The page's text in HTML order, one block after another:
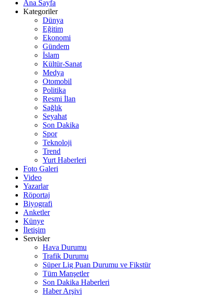
Ana Sayfa
Kategoriler
Dünya
Eğitim
Ekonomi
Gündem
İslam
Kültür-Sanat
Medya
Otomobil
Politika
Resmi İlan
Sağlık
Seyahat
Son Dakika
Spor
Teknoloji
Trend
Yurt Haberleri
Foto Galeri
Video
Yazarlar
Röportaj
Biyografi
Anketler
Künye
İletişim
Servisler
Hava Durumu
Trafik Durumu
Süper Lig Puan Durumu ve Fikstür
Tüm Manşetler
Son Dakika Haberleri
Haber Arşivi